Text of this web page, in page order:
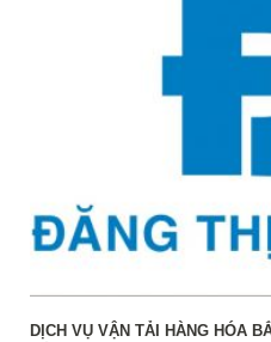
DỊCH VỤ VẬN TẢI HÀNG HÓA